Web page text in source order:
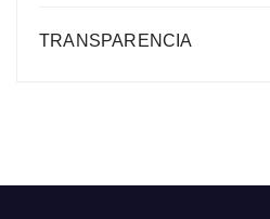
TRANSPARENCIA